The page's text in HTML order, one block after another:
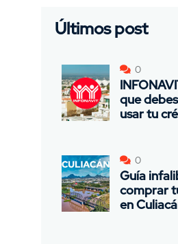
Últimos post
0
que
usar tu
0
Guía
comprar
en